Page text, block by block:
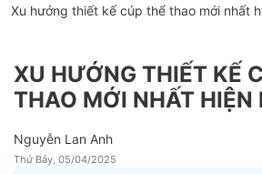
Xu hướng thiết kế cúp thể thao mới nhất
XU HƯỚNG THIẾT KẾ
THAO MỚI NHẤT HIỆN
Nguyễn Lan Anh
Thứ Bảy, 05/04/2025